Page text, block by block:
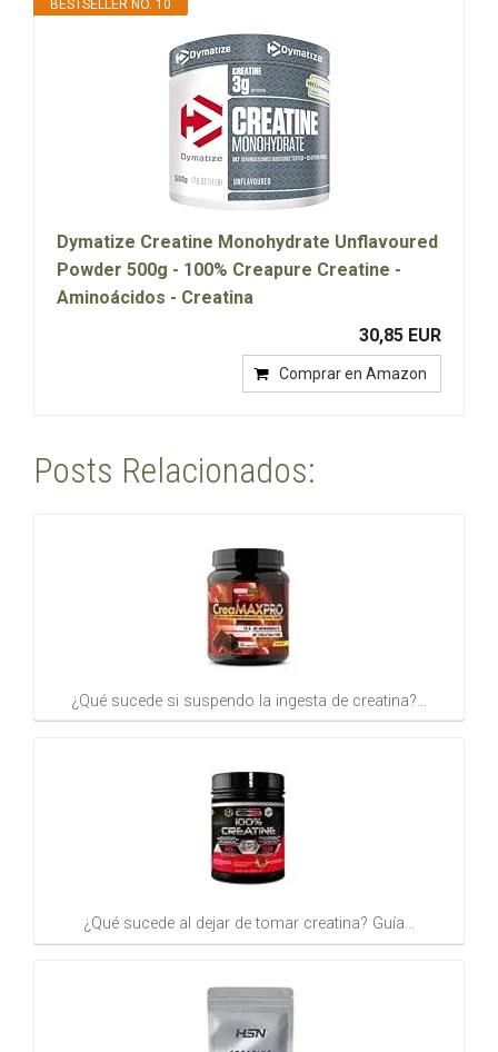
BESTSELLER NO. 10
Dymatize Creatine Monohydrate Unflavoured
Powder 500g - 100% Creapure Creatine -
Aminoácidos - Creatina
30,85 EUR
Comprar en Amazon
Posts Relacionados:
¿Qué sucede si suspendo la ingesta de creatina?…
¿Qué sucede al dejar de tomar creatina? Guía…